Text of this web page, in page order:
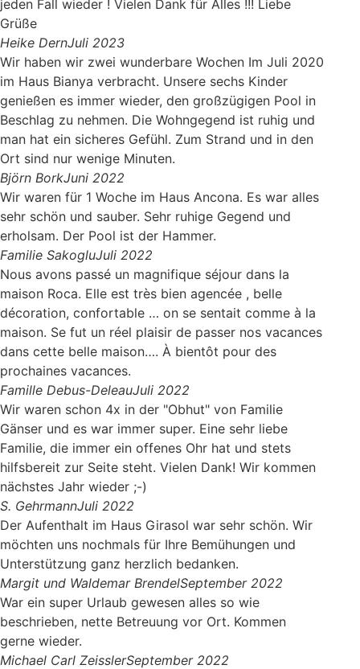
jeden Fall wieder ! Vielen Dank für Alles !!! Liebe
Grüße
Heike DernJuli 2023
Wir haben wir zwei wunderbare Wochen Im Juli 2020
im Haus Bianya verbracht. Unsere sechs Kinder
genießen es immer wieder, den großzügigen Pool in
Beschlag zu nehmen. Die Wohngegend ist ruhig und
man hat ein sicheres Gefühl. Zum Strand und in den
Ort sind nur wenige Minuten.
Björn BorkJuni 2022
Wir waren für 1 Woche im Haus Ancona. Es war alles
sehr schön und sauber. Sehr ruhige Gegend und
erholsam. Der Pool ist der Hammer.
Familie SakogluJuli 2022
Nous avons passé un magnifique séjour dans la
maison Roca. Elle est très bien agencée , belle
décoration, confortable … on se sentait comme à la
maison. Se fut un réel plaisir de passer nos vacances
dans cette belle maison…. À bientôt pour des
prochaines vacances.
Famille Debus-DeleauJuli 2022
Wir waren schon 4x in der "Obhut" von Familie
Gänser und es war immer super. Eine sehr liebe
Familie, die immer ein offenes Ohr hat und stets
hilfsbereit zur Seite steht. Vielen Dank! Wir kommen
nächstes Jahr wieder ;-)
S. GehrmannJuli 2022
Der Aufenthalt im Haus Girasol war sehr schön. Wir
möchten uns nochmals für Ihre Bemühungen und
Unterstützung ganz herzlich bedanken.
Margit und Waldemar BrendelSeptember 2022
War ein super Urlaub gewesen alles so wie
beschrieben, nette Betreuung vor Ort. Kommen
gerne wieder.
Michael Carl ZeisslerSeptember 2022